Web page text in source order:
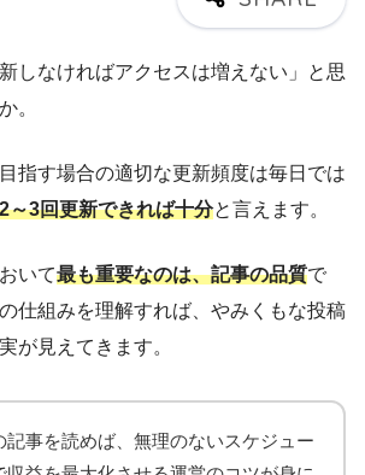
しなければアクセスは増えない」と思
。
指す場合の適切な更新頻度は毎日では
～3回更新できれば十分と言えます。
いて最も重要なのは、記事の品質で
仕組みを理解すれば、やみくもな投稿
が見えてきます。
記事を読めば、無理のないスケジュー